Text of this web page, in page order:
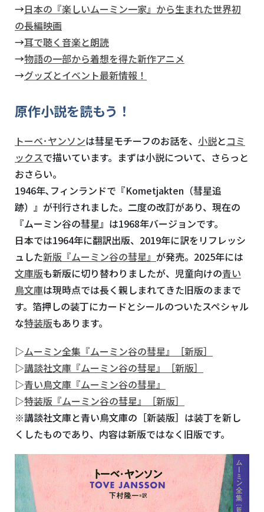
→日本の『楽しいムーミン一家』から生まれた世界初
の長編映画
→耳で聴く音楽と朗読
→物語の一部から着想を得た新作アニメ
→グッズとイベント最新情報！
原作小説を読もう！
トーベ･ヤンソンは彗星モチーフのお話を、 小説とコミ
ックスで描いています。まずは小説について、さらっと
おさらい。
1946年､フィンランドで『Kometjakten （彗星追
跡）』が刊行されました。二度の改訂があり、現在の
『ムーミン谷の彗星』は1968年バージョンです。
日本では1964年に翻訳出版、 2019年に訳をリフレッシ
ュした新版『ムーミン谷の彗星』 が発売。 2025年には
文庫版も新版に切り替わりましたが、児童向けの青い
鳥文庫は現時点では長く親しまれてきた旧版のままで
す。箔押しの装丁にカードとシールのついたスペシャル
な特装版もあります。
▷ムーミン全集『ムーミン谷の彗星』［新版］
▷講談社文庫『ムーミン谷の彗星』［新版］
▷青い鳥文庫『ムーミン谷の彗星』
▷特装版『ムーミン谷の彗星』［新版］
※講談社文庫と青い鳥文庫の［新装版］は装丁を新し
くしたものであり、内容は新版ではなく旧版です。